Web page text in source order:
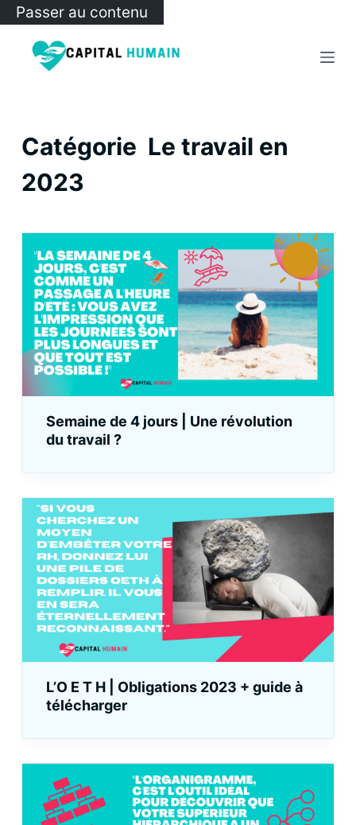
Passer au contenu
Catégorie Le travail en
2023
Semaine de 4 jours | Une révolution
du travail ?
L’O E T H | Obligations 2023 + guide à
télécharger